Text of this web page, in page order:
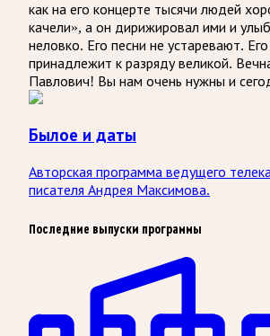
как на его концерте тысячи людей
качели», а он дирижировал ими и
неловко. Его песни не устаревают.
принадлежит к разряду великой.
Павлович! Вы нам очень нужны и
Былое и даты
Авторская программа ведущего
писателя Андрея Максимова.
Последние выпуски программы